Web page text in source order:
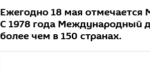
Ежегодно 18 мая
С 1978 года Международный
более чем в 150 странах.